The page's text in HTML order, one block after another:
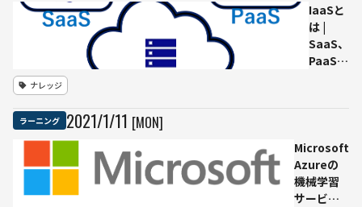
像分
デル
を作
章
カ
テ
類
る
AI
IaaSと
は |
SaaS、
PaaSと
ト、デ
メリッ
トを紹
介
ナレッジ
ラーニング 2021/1/11 [MON]
Microsoft
Azureの
機械学習
サービ